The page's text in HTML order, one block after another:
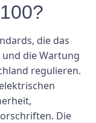
die das
die Wartung
regulieren.
Die